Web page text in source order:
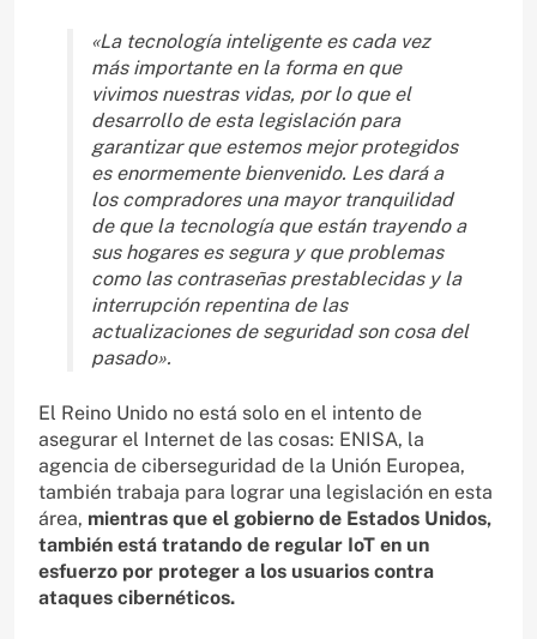
«La tecnología inteligente es cada vez
más importante en la forma en que
vivimos nuestras vidas, por lo que el
desarrollo de esta legislación para
garantizar que estemos mejor protegidos
es enormemente bienvenido. Les dará a
los compradores una mayor tranquilidad
de que la tecnología que están trayendo a
sus hogares es segura y que problemas
como las contraseñas prestablecidas y la
interrupción repentina de las
actualizaciones de seguridad son cosa del
pasado».
El Reino Unido no está solo en el intento de
asegurar el Internet de las cosas: ENISA, la
agencia de ciberseguridad de la Unión Europea,
también trabaja para lograr una legislación en esta
área, mientras que el gobierno de Estados Unidos,
también está tratando de regular IoT en un
esfuerzo por proteger a los usuarios contra
ataques cibernéticos.